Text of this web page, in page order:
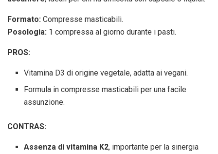
Formato: Compresse masticabili.
Posologia: 1 compressa al giorno durante i pasti.
PROS:
Vitamina D3 di origine vegetale, adatta ai vegani.
Formula in compresse masticabili per una facile
assunzione.
CONTRAS:
Assenza di vitamina K2, importante per la sinergia